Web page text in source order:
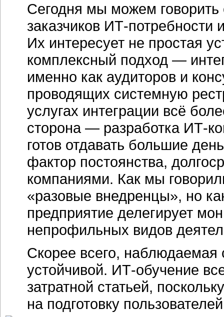
Сегодня мы можем
заказчиков ИТ-потребности
Их интересует не простая
комплексный подход —
именно как аудиторов и
проводящих системную
услугах интеграции всё
сторона — разработка ИТ-
готов отдавать большие
фактор постоянства,
компаниями. Как мы
«разовые внедренцы», но
предприятие делегирует
непрофильных видов
Скорее всего, наблюдаемая
устойчивой. ИТ-обучение
затратной статьей,
на подготовку